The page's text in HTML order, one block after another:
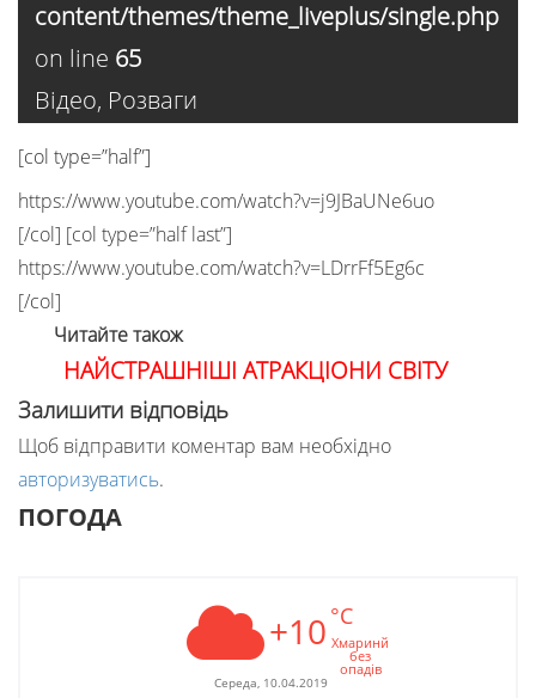
content/themes/theme_liveplus/single.php
on line 65
Відео, Розваги
[col type=”half”]
https://www.youtube.com/watch?v=j9JBaUNe6uo
[/col] [col type=”half last”]
https://www.youtube.com/watch?v=LDrrFf5Eg6c
[/col]
Читайте також
НАЙСТРАШНІШІ АТРАКЦІОНИ СВІТУ
Залишити відповідь
Щоб відправити коментар вам необхідно
авторизуватись.
ПОГОДА
+10 °C
Хмаринй
без
опадів
Середа, 10.04.2019